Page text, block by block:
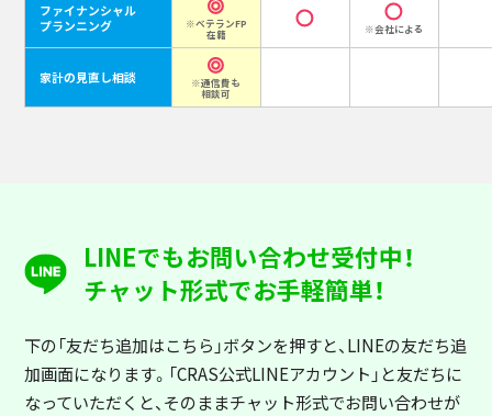
ファイナンシャル
プランニング
※ベテランFP
在籍
※会社による
家計の見直し相談
※通信費も
相談可
LINEでもお問い合わせ受付中！
チャット形式でお手軽簡単！
下の「友だち追加はこちら」ボタンを押すと、LINEの友だち追
加画面になります。「CRAS公式LINEアカウント」と友だちに
なっていただくと、そのままチャット形式でお問い合わせが